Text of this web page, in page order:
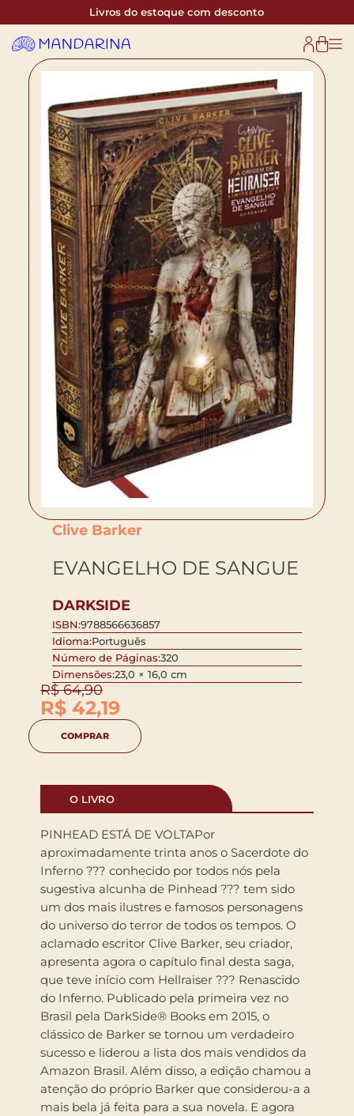
Livros do estoque com desconto
Clive Barker
EVANGELHO DE SANGUE
DARKSIDE
ISBN:9788566636857
Idioma:Português
Número de Páginas:320
Dimensões:23,0 × 16,0 cm
R$64,90
R$ 42,19
COMPRAR
O LIVRO
PINHEAD ESTÁ DE VOLTAPor
aproximadamente trinta anos o Sacerdote do
Inferno ??? conhecido por todos nós pela
sugestiva alcunha de Pinhead ??? tem sido
um dos mais ilustres e famosos personagens
do universo do terror de todos os tempos. O
aclamado escritor Clive Barker, seu criador,
apresenta agora o capítulo final desta saga,
que teve início com Hellraiser ??? Renascido
do Inferno. Publicado pela primeira vez no
Brasil pela DarkSide® Books em 2015, o
clássico de Barker se tornou um verdadeiro
sucesso e liderou a lista dos mais vendidos da
Amazon Brasil. Além disso, a edição chamou a
atenção do próprio Barker que considerou-a a
mais bela já feita para a sua novela. E agora